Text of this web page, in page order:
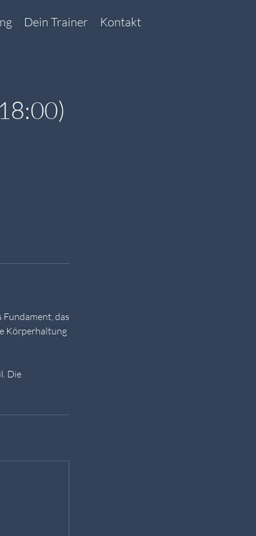
Dein Trainer Kontakt
das
Körperhaltung
Die